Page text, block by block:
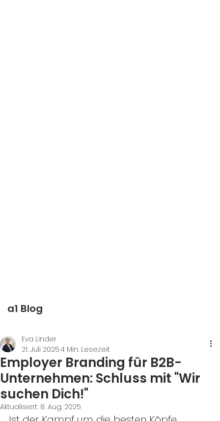
a1 Blog
Employer Branding für B2B-
Unternehmen: Schluss mit "Wir
suchen Dich!"
Eva Linder
21. Juli 20254 Min. Lesezeit
Aktualisiert: 8. Aug. 2025